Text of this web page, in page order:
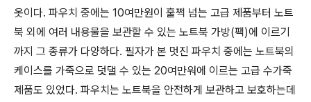
옷이다. 파우치 중에는 10여만원이 훌쩍 넘는 고급 제품부터 노트
북 외에 여러 내용물을 보관할 수 있는 노트북 가방(팩)에 이르기
까지 그 종류가 다양하다. 필자가 본 멋진 파우치 중에는 노트북의
케이스를 가죽으로 덧댈 수 있는 20여만워에 이르는 고급 수가죽
제품도 있었다. 파우치는 노트북을 안전하게 보관하고 보호하는데